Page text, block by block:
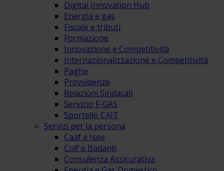
Digital Innovation Hub
Energia e gas
Fiscale e tributi
Formazione
Innovazione e Competitività
Internazionalizzazione e Competitività
Paghe
Provvidenze
Relazioni Sindacali
Servizio F-GAS
Sportello CAIT
Servizi per la persona
Caaf e Isee
Colf e Badanti
Consulenza Assicurativa